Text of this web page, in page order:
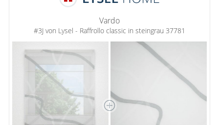
Vardo
#3J von Lysel - Raffrollo classic in steingrau 37781